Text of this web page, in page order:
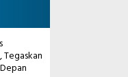
Tegaskan